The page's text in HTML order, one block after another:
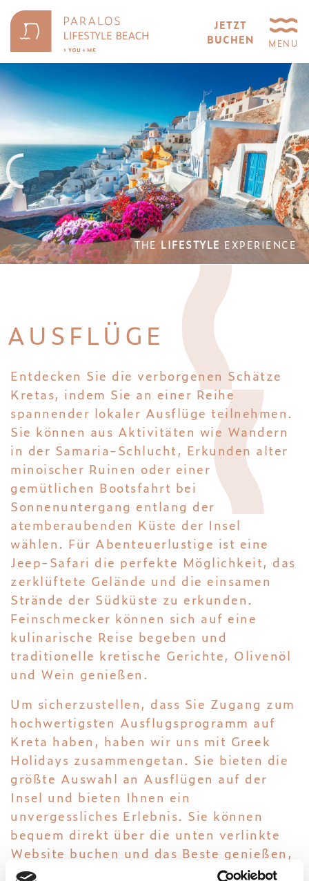
JETZT
BUCHEN
MENU
THE LIFESTYLE EXPERIENCE
AUSFLÜGE
Entdecken Sie die verborgenen Schätze
Kretas, indem Sie an einer Reihe
spannender lokaler Ausflüge teilnehmen.
Sie können aus Aktivitäten wie Wandern
in der Samaria-Schlucht, Erkunden alter
minoischer Ruinen oder einer
gemütlichen Bootsfahrt bei
Sonnenuntergang entlang der
atemberaubenden Küste der Insel
wählen. Für Abenteuerlustige ist eine
Jeep-Safari die perfekte Möglichkeit, das
zerklüftete Gelände und die einsamen
Strände der Südküste zu erkunden.
Feinschmecker können sich auf eine
kulinarische Reise begeben und
traditionelle kretische Gerichte, Olivenöl
und Wein genießen.
Um sicherzustellen, dass Sie Zugang zum
hochwertigsten Ausflugsprogramm auf
Kreta haben, haben wir uns mit Greek
Holidays zusammengetan. Sie bieten die
größte Auswahl an Ausflügen auf der
Insel und bieten Ihnen ein
unvergessliches Erlebnis. Sie können
bequem direkt über die unten verlinkte
Website buchen und das Beste genießen,
was Kreta zu bieten hat.